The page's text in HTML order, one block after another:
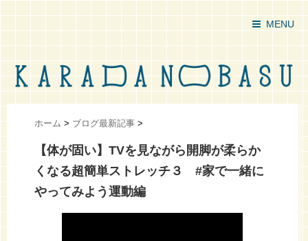
MENU
ホーム > ブログ最新記事 >
【体が固い】TVを見ながら開脚が柔らか
くなる超簡単ストレッチ３ #家で一緒に
やってみよう運動編